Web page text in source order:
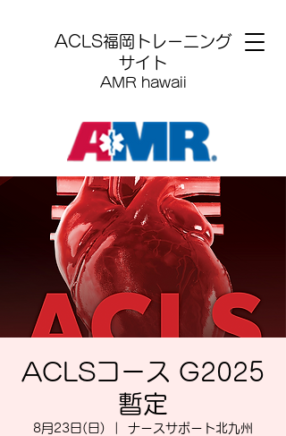
​ACLS福岡トレーニング
サイト
AMR hawaii
ACLSコース G2025
暫定
8月23日(日) ナースサポート北九州